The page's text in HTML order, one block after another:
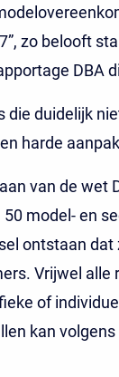
zo belooft
DBA
die duidelijk
harde
van de wet
50 model- en
ontstaan
Vrijwel alle
of
kan